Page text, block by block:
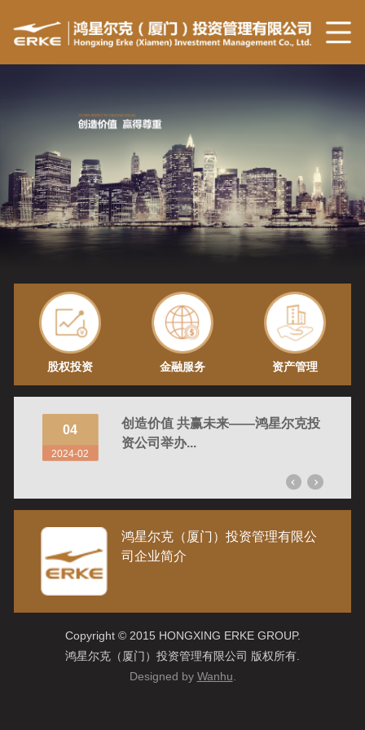
股权投资 金融服务 资产管理
04
2024-02
创造价值 共赢未来——鸿星尔克投
资公司举办...
鸿星尔克（厦门）投资管理有限公
司企业简介
Copyright © 2015 HONGXING ERKE GROUP.
鸿星尔克（厦门）投资管理有限公司 版权所有.
Designed by Wanhu